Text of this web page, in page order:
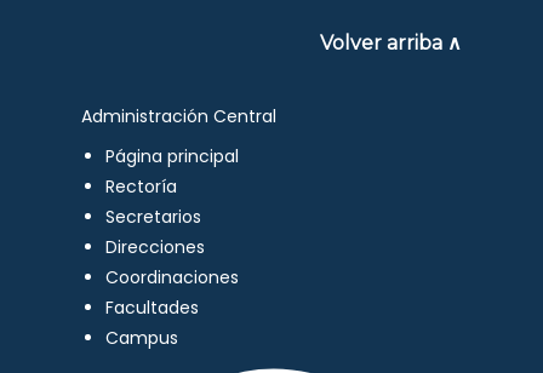
Volver arriba ∧
Administración Central
Página principal
Rectoría
Secretarios
Direcciones
Coordinaciones
Facultades
Campus